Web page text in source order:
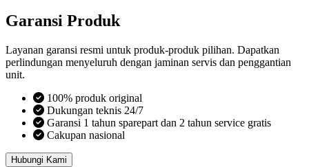
Garansi Produk
Layanan garansi resmi untuk produk-produk pilihan. Dapatkan
perlindungan menyeluruh dengan jaminan servis dan penggantian
unit.
100% produk original
Dukungan teknis 24/7
Garansi 1 tahun sparepart dan 2 tahun service gratis
Cakupan nasional
Hubungi Kami